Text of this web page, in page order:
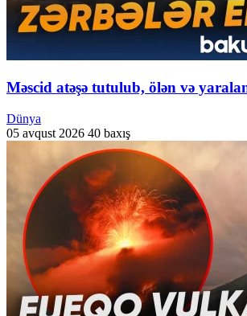
Məscid atəşə tutulub, ölən və
Dünya
05 avqust 2026 40 baxış